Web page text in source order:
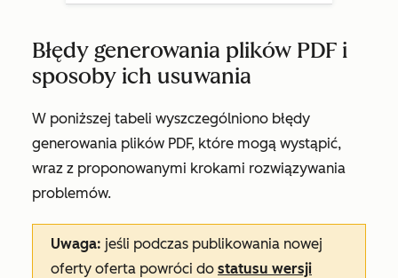
Błędy generowania plików PDF i
sposoby ich usuwania
W poniższej tabeli wyszczególniono błędy
generowania plików PDF, które mogą wystąpić,
wraz z proponowanymi krokami rozwiązywania
problemów.
Uwaga: jeśli podczas publikowania nowej
oferty oferta powróci do statusu wersji